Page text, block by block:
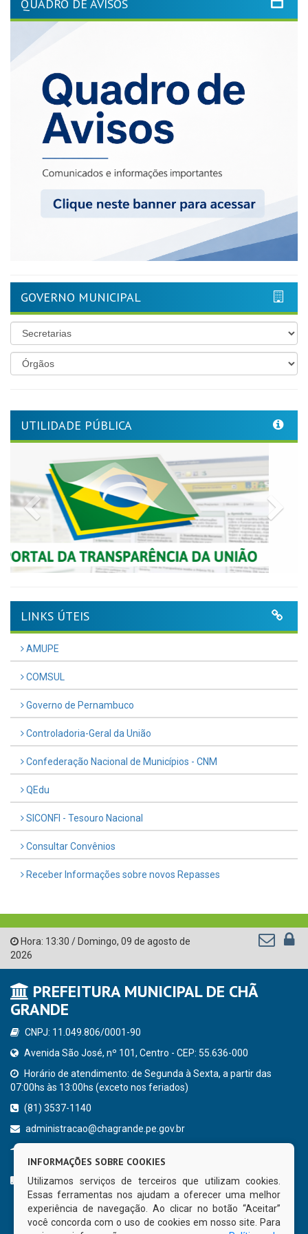
QUADRO DE AVISOS
GOVERNO MUNICIPAL
UTILIDADE PÚBLICA
Previous
LINKS ÚTEIS
AMUPE
COMSUL
Governo de Pernambuco
Controladoria-Geral da União
Confederação Nacional de Municípios - CNM
QEdu
SICONFI - Tesouro Nacional
Consultar Convênios
Receber Informações sobre novos Repasses
Hora: 13:30 / Domingo, 09 de agosto de
2026
PREFEITURA MUNICIPAL DE CHÃ
GRANDE
CNPJ: 11.049.806/0001-90
Avenida São José, nº 101, Centro - CEP: 55.636-000
Horário de atendimento: de Segunda à Sexta, a partir das
07:00hs às 13:00hs (exceto nos feriados)
(81) 3537-1140
administracao@chagrande.pe.gov.br
CURTA NOSSA FAN PAGE
INFORMAÇÕES SOBRE COOKIES
Utilizamos serviços de terceiros que utilizam cookies.
Essas ferramentas nos ajudam a oferecer uma melhor
experiência de navegação. Ao clicar no botão “Aceitar”
você concorda com o uso de cookies em nosso site. Para